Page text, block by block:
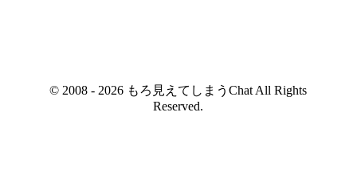
© 2008 - 2026 もろ見えてしまうChat All Rights
Reserved.